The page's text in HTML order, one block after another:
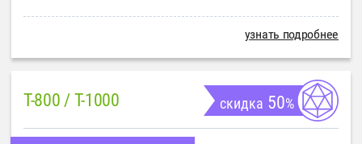
узнать подробнее
T-800 / T-1000 скидка 50%